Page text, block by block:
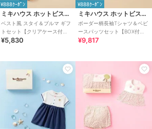
¥888ｸｰﾎﾟﾝ
ミキハウス ホットビスケッツ
ベスト風 スタイ＆ブルマ ギフ
トセット【クリアケース付
き】
¥5,830
¥888ｸｰﾎﾟﾝ
ミキハウス ホットビスケッツ
ボーダー柄長袖Tシャツ＆ベビ
ースパッツセット【BOX付
き】
¥9,817